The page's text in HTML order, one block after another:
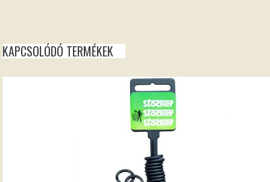
KAPCSOLÓDÓ TERMÉKEK